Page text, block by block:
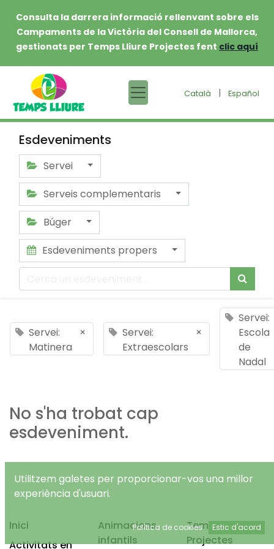
Consulta la darrera informació rellenvant sobre els
Campaments de la Victòria del Consell de Mallorca,
gestionats per Temps Lliure Projectes fent clic aquí
Català | Español
Esdeveniments
Servei
Serveis complementaris
Búger
Esdeveniments propers
Servei:
Matinera
×
Servei:
Extraescolars
×
Servei:
Escola
de
Nadal
No s'ha trobat cap
esdeveniment.
Inici
Activitats en
Animacions
infantils
Temps Lliure
Projectes
Utilitzem galetes per proporcionar-vos una millor
experiència d'usuari.
Política de cookies Estic d'acord